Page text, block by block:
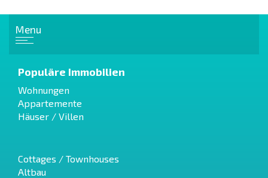
Menu
Populäre Immobilien
Wohnungen
Appartemente
Häuser / Villen
Cottages / Townhouses
Altbau